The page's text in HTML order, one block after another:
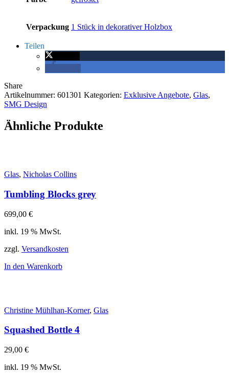
Verpackung 1 Stück in dekorativer Holzbox
Teilen
Share
Artikelnummer: 601301 Kategorien: Exklusive Angebote, Glas,
SMG Design
Ähnliche Produkte
Glas, Nicholas Collins
Tumbling Blocks grey
699,00 €
inkl. 19 % MwSt.
zzgl. Versandkosten
In den Warenkorb
Christine Mühlhan-Korner, Glas
Squashed Bottle 4
29,00 €
inkl. 19 % MwSt.